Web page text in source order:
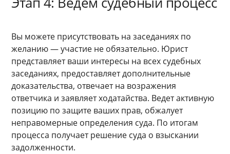
Вы можете присутствовать на заседаниях по
желанию — участие не обязательно. Юрист
представляет ваши интересы на всех судебных
заседаниях, предоставляет дополнительные
доказательства, отвечает на возражения
ответчика и заявляет ходатайства. Ведет активную
позицию по защите ваших прав, обжалует
неправомерные определения суда. По итогам
процесса получает решение суда о взыскании
задолженности.